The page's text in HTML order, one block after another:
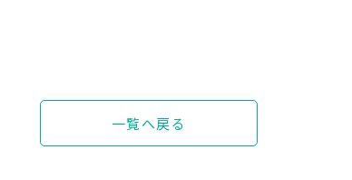
一覧へ戻る